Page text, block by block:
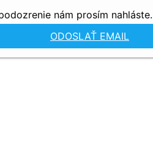
nám prosím nahláste.
ODOSLAŤ EMAIL